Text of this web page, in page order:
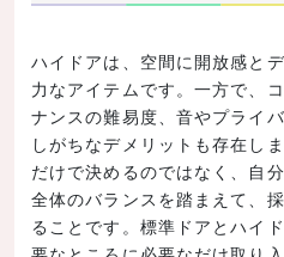
ハイドアは、空間に開放感と
力なアイテムです。一方で、
ナンスの難易度、音やプライ
しがちなデメリットも存在し
だけで決めるのではなく、自
全体のバランスを踏まえて、
ることです。標準ドアとハイ